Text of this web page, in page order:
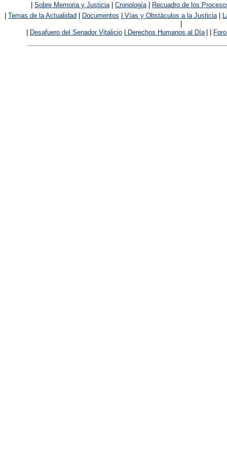
Sobre Memoria y Justicia| Cronología|
Recuadro de los
Temas de la Actualidad Documentos Vías y Obstáculos a la Justicia
Desafuero del Senador Vitalicio Derechos Humanos al Día